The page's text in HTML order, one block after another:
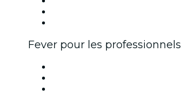
Fever pour les professionnels